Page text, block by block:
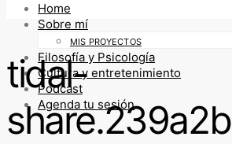
Home
Sobre mí
MIS PROYECTOS
Filosofía y Psicología
Cultura y entretenimiento
Podcast
Agenda tu sesión
tidal-